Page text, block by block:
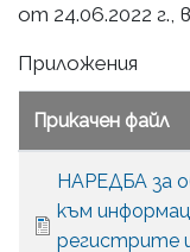
от 24.06.2022 г.,
Приложения
Прикачен файл
НАРЕДБА за
към
регистрите